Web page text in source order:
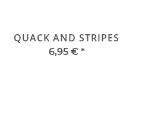
QUACK AND STRIPES
6,95 € *